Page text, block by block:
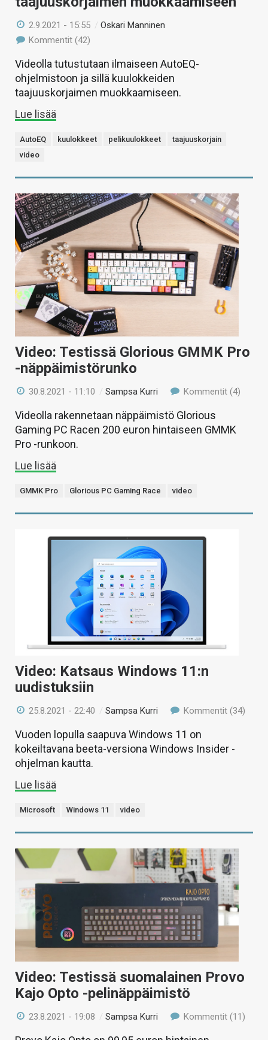
2.9.2021 - 15:55 /Oskari Manninen
Kommentit (42)
Videolla tutustutaan ilmaiseen AutoEQ-
ohjelmistoon ja sillä kuulokkeiden
taajuuskorjaimen muokkaamiseen.
Lue lisää
AutoEQ kuulokkeet pelikuulokkeet
taajuuskorjain
video
Video: Testissä Glorious GMMK Pro
-näppäimistörunko
30.8.2021 - 11:10 /Sampsa Kurri Kommentit (4)
Videolla rakennetaan näppäimistö Glorious
Gaming PC Racen 200 euron hintaiseen GMMK
Pro -runkoon.
Lue lisää
GMMK Pro Glorious PC Gaming Race video
Video: Katsaus Windows 11:n
uudistuksiin
25.8.2021 - 22:40 /Sampsa Kurri Kommentit (34)
Vuoden lopulla saapuva Windows 11 on
kokeiltavana beeta-versiona Windows Insider -
ohjelman kautta.
Lue lisää
Microsoft Windows 11 video
Video: Testissä suomalainen Provo
Kajo Opto -pelinäppäimistö
23.8.2021 - 19:08 /Sampsa Kurri Kommentit (11)